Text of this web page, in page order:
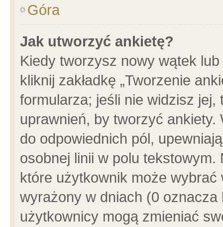
Góra
Jak utworzyć ankietę?
Kiedy tworzysz nowy wątek
kliknij zakładkę „Tworzenie
formularza; jeśli nie widzisz
uprawnień, by tworzyć ankiety.
do odpowiednich pól,
osobnej linii w polu
które użytkownik może
wyrażony w dniach (0
użytkownicy mogą zmieniać